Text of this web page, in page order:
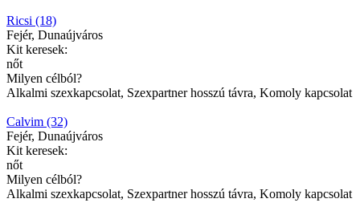
Ricsi (18)
Fejér, Dunaújváros
Kit keresek:
nőt
Milyen célból?
Alkalmi szexkapcsolat, Szexpartner hosszú távra, Komoly kapcsolat
Calvim (32)
Fejér, Dunaújváros
Kit keresek:
nőt
Milyen célból?
Alkalmi szexkapcsolat, Szexpartner hosszú távra, Komoly kapcsolat